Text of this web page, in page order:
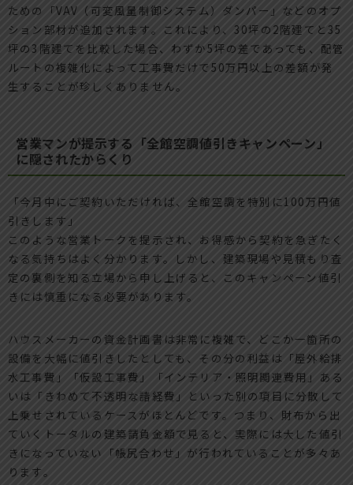
ための「VAV（可変風量制御システム）ダンパー」などのオプ
ション部材が追加されます。これにより、30坪の2階建てと35
坪の3階建てを比較した場合、わずか5坪の差であっても、配管
ルートの複雑化によって工事費だけで50万円以上の差額が発
生することが珍しくありません。
営業マンが提示する「全館空調値引きキャンペーン」
に隠されたからくり
「今月中にご契約いただければ、全館空調を特別に100万円値
引きします」
このような営業トークを提示され、お得感から契約を急ぎたく
なる気持ちはよく分かります。しかし、建築現場や見積もり査
定の裏側を知る立場から申し上げると、このキャンペーン値引
きには慎重になる必要があります。
ハウスメーカーの資金計画書は非常に複雑で、どこか一箇所の
設備を大幅に値引きしたとしても、その分の利益は「屋外給排
水工事費」「仮設工事費」「インテリア・照明関連費用」ある
いは「きわめて不透明な諸経費」といった別の項目に分散して
上乗せされているケースがほとんどです。つまり、財布から出
ていくトータルの建築請負金額で見ると、実際には大した値引
きになっていない「帳尻合わせ」が行われていることが多々あ
ります。